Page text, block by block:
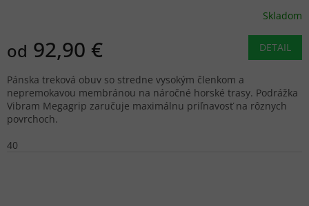
Skladom
od 92,90 € DETAIL
Pánska treková obuv so stredne vysokým členkom a
nepremokavou membránou na náročné horské trasy. Podrážka
Vibram Megagrip zaručuje maximálnu priľnavosť na rôznych
povrchoch.
40